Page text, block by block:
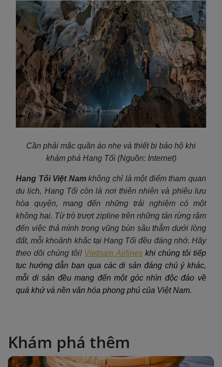
Cần phải mặc quần áo nhẹ và thiết bị bảo hộ khi
khám phá Hang Tối (Nguồn: Internet)
Hang Tối Việt Namkhông chỉ là một điểm tham quan
du lịch, Hang Tối còn là nơi thiên nhiên và phiêu lưu
hòa quyện, mang đến những trải nghiệm có một
không hai. Từ trò trượt zipline trên những tán rừng rậm
đến việc thả mình trong vũng bùn sâu thẳm dưới lòng
đất, mỗi khoảnh khắc tại Hang Tối đều đáng nhớ. Hãy
theo dõi chúng tôi! Vietnam Airlines khi chúng tôi tiếp
tục hướng dẫn bạn qua các di sản đáng chú ý khác,
mỗi di sản đều mang đến một góc nhìn độc đáo về
quá khứ và nền văn hóa phong phú của Việt Nam.
Khám phá thêm